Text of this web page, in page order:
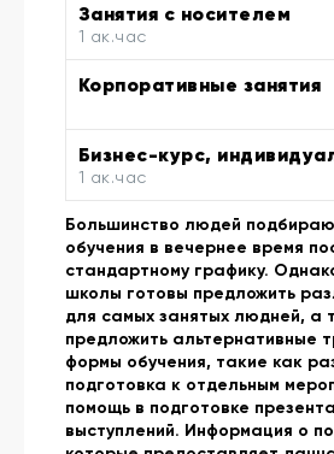
Занятия с носителем
1 ак.час
Корпоративные занятия
Бизнес-курс,
1 ак.час
Большинство людей
обучения в вечернее время
стандартному графику.
школы готовы предложить
для самых занятых людней, а
предложить альтернативные
формы обучения, такие как
подготовка к отдельным
помощь в подготовке
выступлений. Информация о